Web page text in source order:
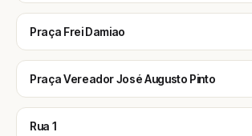
Praça Frei Damiao
Praça Vereador José Augusto Pinto
Rua 1